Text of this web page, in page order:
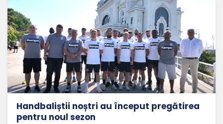
Handbaliștii noștri au început pregătirea
pentru noul sezon